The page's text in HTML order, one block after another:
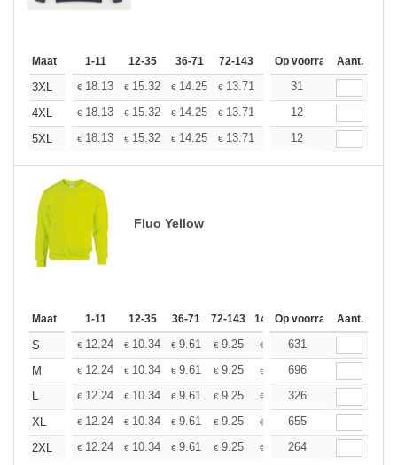
Maat 1-11 12-35 36-71 72-143 144-287 288 + Meer
Op voorraadAant.
3XL € 18.13 € 15.32 € 14.25 € 13.71 12.95
31
4XL
€ 18.13 € 15.32 € 14.25 € 13.71 12.95
12
5XL
€ 18.13 € 15.32 € 14.25 € 13.71 12.95
12
Fluo Yellow
Maat 1-11 12-35 36-71 72-143 144-287 288 + Meer
Op voorraadAant.
S € 12.24 € 10.34 € 9.61 € 9.25 € 8.74631
M
€ 12.24 € 10.34 € 9.61 € 9.25 € 8.74 €
696
L
€ 12.24 € 10.34 € 9.61 € 9.25 € 8.74 €
326
XL
€ 12.24 € 10.34 € 9.61 € 9.25 € 8.74 €
655
2XL
€ 12.24 € 10.34 € 9.61 € 9.25 € 8.74 €
264